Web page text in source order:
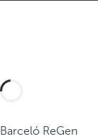
Barceló ReGen